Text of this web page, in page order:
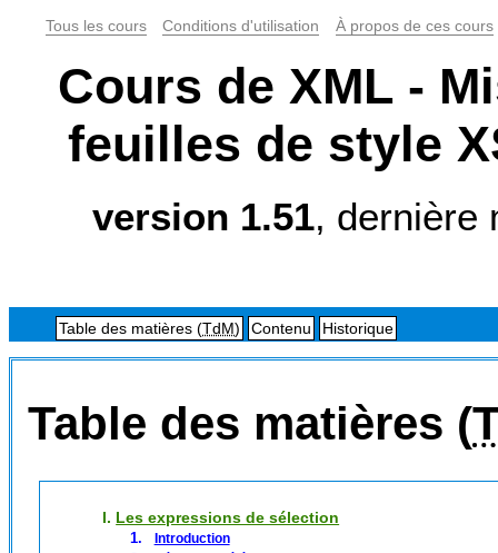
Tous les cours Conditions d'utilisation À propos de ces cours
Cours de XML -
feuilles de style
version 1.51, dernière
Table des matières (TdM) Contenu Historique
Table des matières (
I. Les expressions de sélection
Introduction